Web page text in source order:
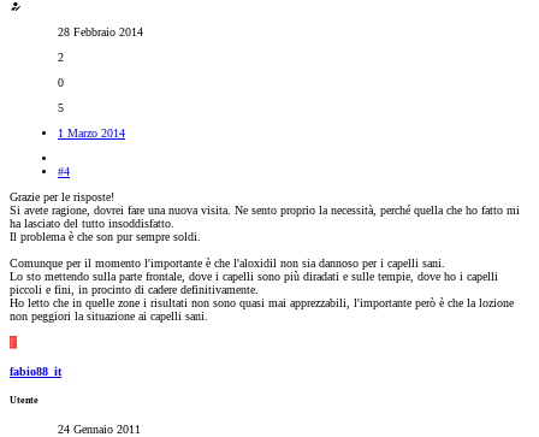
28 Febbraio 2014
2
0
5
1 Marzo 2014
#4
Grazie per le risposte!
Si avete ragione, dovrei fare una nuova visita. Ne sento proprio la necessità, perché quella che ho fatto mi
ha lasciato del tutto insoddisfatto.
Il problema è che son pur sempre soldi.
Comunque per il momento l'importante è che l'aloxidil non sia dannoso per i capelli sani.
Lo sto mettendo sulla parte frontale, dove i capelli sono più diradati e sulle tempie, dove ho i capelli
piccoli e fini, in procinto di cadere definitivamente.
Ho letto che in quelle zone i risultati non sono quasi mai apprezzabili, l'importante però è che la lozione
non peggiori la situazione ai capelli sani.
F
fabio88_it
Utente
24 Gennaio 2011